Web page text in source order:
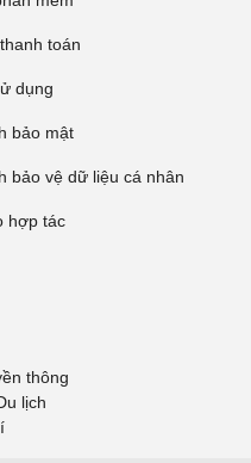
toán
dụng
bảo mật
bảo vệ dữ liệu cá nhân
hợp tác
thông
lịch